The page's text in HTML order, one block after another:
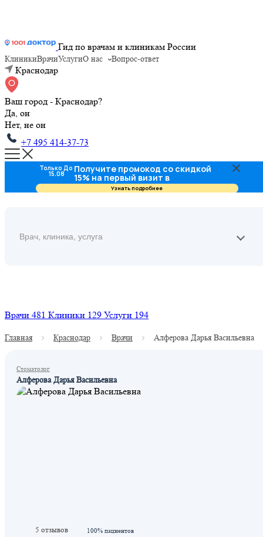
Гид по врачам и клиникам России
КлиникиВрачиУслугиО нас Вопрос-ответ
Краснодар
Ваш город - Краснодар?
Да, он
Нет, не он
+7 495 414-37-73
Врачи 481 Клиники 129 Услуги 194
Главная Краснодар Врачи Алферова Дарья Васильевна
Стоматолог
Алферова Дарья Васильевна
5 отзывов
100% пациентов
Только До
15.08 Получите промокод со скидкой
15% на первый визит в
стоматологию
Узнать подробнее